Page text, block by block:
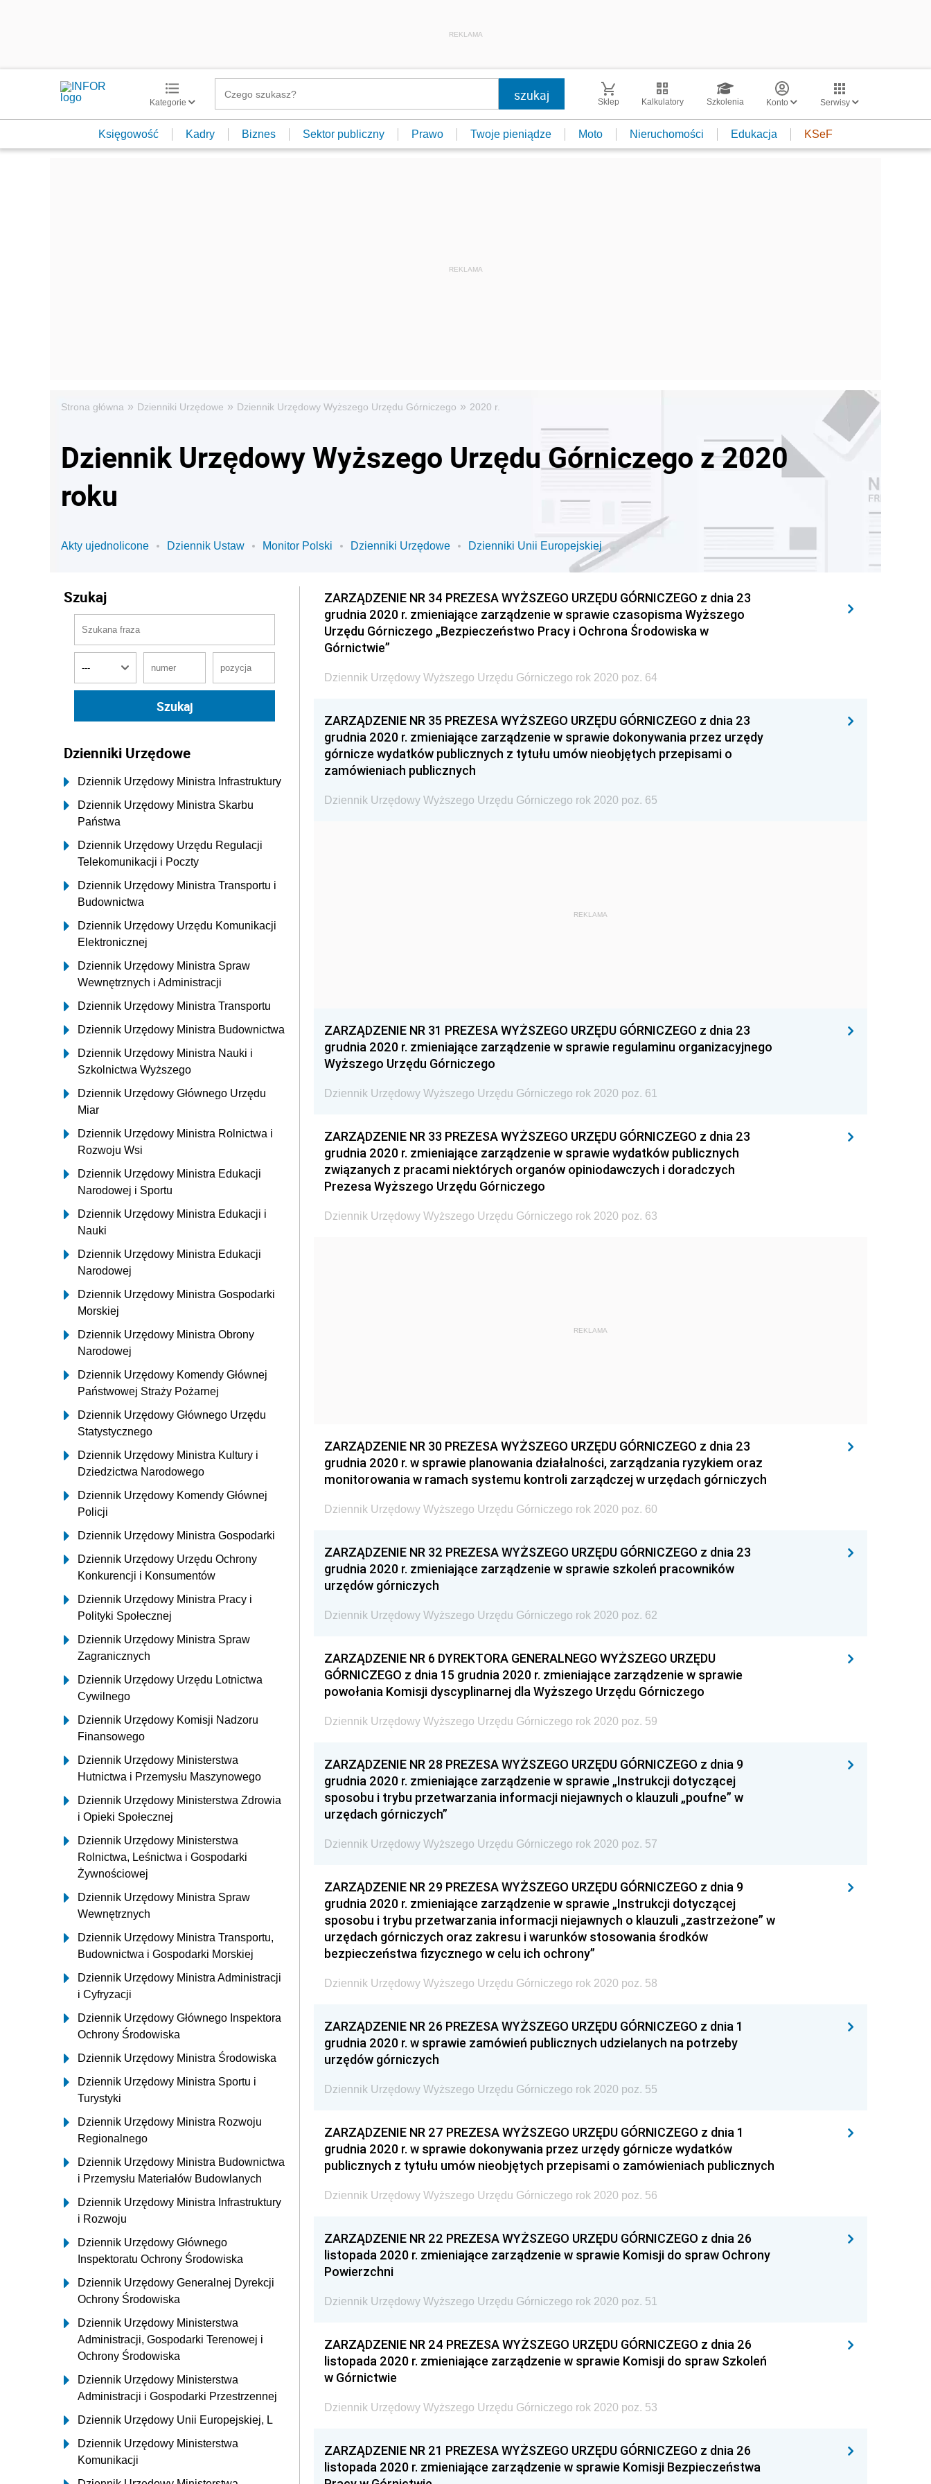
REKLAMA
Kategorie Sklep Kalkulatory Szkolenia Konto Serwisy
Księgowość Kadry Biznes Sektor publiczny Prawo Twoje pieniądze Moto Nieruchomości Edukacja KSeF
Strona główna » Dzienniki Urzędowe » Dziennik Urzędowy Wyższego Urzędu Górniczego » 2020 r.
Dziennik Urzędowy Wyższego Urzędu Górniczego z 2020
roku
Akty ujednolicone Dziennik Ustaw Monitor Polski Dzienniki Urzędowe Dzienniki Unii Europejskiej
Szukaj
Dzienniki Urzędowe
Dziennik Urzędowy Ministra Infrastruktury
Dziennik Urzędowy Ministra Skarbu
Państwa
Dziennik Urzędowy Urzędu Regulacji
Telekomunikacji i Poczty
Dziennik Urzędowy Ministra Transportu i
Budownictwa
Dziennik Urzędowy Urzędu Komunikacji
Elektronicznej
Dziennik Urzędowy Ministra Spraw
Wewnętrznych i Administracji
Dziennik Urzędowy Ministra Transportu
Dziennik Urzędowy Ministra Budownictwa
Dziennik Urzędowy Ministra Nauki i
Szkolnictwa Wyższego
Dziennik Urzędowy Głównego Urzędu
Miar
Dziennik Urzędowy Ministra Rolnictwa i
Rozwoju Wsi
Dziennik Urzędowy Ministra Edukacji
Narodowej i Sportu
Dziennik Urzędowy Ministra Edukacji i
Nauki
Dziennik Urzędowy Ministra Edukacji
Narodowej
Dziennik Urzędowy Ministra Gospodarki
Morskiej
Dziennik Urzędowy Ministra Obrony
Narodowej
Dziennik Urzędowy Komendy Głównej
Państwowej Straży Pożarnej
Dziennik Urzędowy Głównego Urzędu
Statystycznego
Dziennik Urzędowy Ministra Kultury i
Dziedzictwa Narodowego
Dziennik Urzędowy Komendy Głównej
Policji
Dziennik Urzędowy Ministra Gospodarki
Dziennik Urzędowy Urzędu Ochrony
Konkurencji i Konsumentów
Dziennik Urzędowy Ministra Pracy i
Polityki Społecznej
Dziennik Urzędowy Ministra Spraw
Zagranicznych
Dziennik Urzędowy Urzędu Lotnictwa
Cywilnego
Dziennik Urzędowy Komisji Nadzoru
Finansowego
Dziennik Urzędowy Ministerstwa
Hutnictwa i Przemysłu Maszynowego
Dziennik Urzędowy Ministerstwa Zdrowia
i Opieki Społecznej
Dziennik Urzędowy Ministerstwa
Rolnictwa, Leśnictwa i Gospodarki
Żywnościowej
Dziennik Urzędowy Ministra Spraw
Wewnętrznych
Dziennik Urzędowy Ministra Transportu,
Budownictwa i Gospodarki Morskiej
Dziennik Urzędowy Ministra Administracji
i Cyfryzacji
Dziennik Urzędowy Głównego Inspektora
Ochrony Środowiska
Dziennik Urzędowy Ministra Środowiska
Dziennik Urzędowy Ministra Sportu i
Turystyki
Dziennik Urzędowy Ministra Rozwoju
Regionalnego
Dziennik Urzędowy Ministra Budownictwa
i Przemysłu Materiałów Budowlanych
Dziennik Urzędowy Ministra Infrastruktury
i Rozwoju
Dziennik Urzędowy Głównego
Inspektoratu Ochrony Środowiska
Dziennik Urzędowy Generalnej Dyrekcji
Ochrony Środowiska
Dziennik Urzędowy Ministerstwa
Administracji, Gospodarki Terenowej i
Ochrony Środowiska
Dziennik Urzędowy Ministerstwa
Administracji i Gospodarki Przestrzennej
Dziennik Urzędowy Unii Europejskiej, L
Dziennik Urzędowy Ministerstwa
Komunikacji
ZARZĄDZENIE NR 34 PREZESA WYŻSZEGO URZĘDU GÓRNICZEGO z dnia 23
grudnia 2020 r. zmieniające zarządzenie w sprawie czasopisma Wyższego
Urzędu Górniczego „Bezpieczeństwo Pracy i Ochrona Środowiska w
Górnictwie”
Dziennik Urzędowy Wyższego Urzędu Górniczego rok 2020 poz. 64
ZARZĄDZENIE NR 35 PREZESA WYŻSZEGO URZĘDU GÓRNICZEGO z dnia 23
grudnia 2020 r. zmieniające zarządzenie w sprawie dokonywania przez urzędy
górnicze wydatków publicznych z tytułu umów nieobjętych przepisami o
zamówieniach publicznych
Dziennik Urzędowy Wyższego Urzędu Górniczego rok 2020 poz. 65
REKLAMA
ZARZĄDZENIE NR 31 PREZESA WYŻSZEGO URZĘDU GÓRNICZEGO z dnia 23
grudnia 2020 r. zmieniające zarządzenie w sprawie regulaminu organizacyjnego
Wyższego Urzędu Górniczego
Dziennik Urzędowy Wyższego Urzędu Górniczego rok 2020 poz. 61
ZARZĄDZENIE NR 33 PREZESA WYŻSZEGO URZĘDU GÓRNICZEGO z dnia 23
grudnia 2020 r. zmieniające zarządzenie w sprawie wydatków publicznych
związanych z pracami niektórych organów opiniodawczych i doradczych
Prezesa Wyższego Urzędu Górniczego
Dziennik Urzędowy Wyższego Urzędu Górniczego rok 2020 poz. 63
REKLAMA
ZARZĄDZENIE NR 30 PREZESA WYŻSZEGO URZĘDU GÓRNICZEGO z dnia 23
grudnia 2020 r. w sprawie planowania działalności, zarządzania ryzykiem oraz
monitorowania w ramach systemu kontroli zarządczej w urzędach górniczych
Dziennik Urzędowy Wyższego Urzędu Górniczego rok 2020 poz. 60
ZARZĄDZENIE NR 32 PREZESA WYŻSZEGO URZĘDU GÓRNICZEGO z dnia 23
grudnia 2020 r. zmieniające zarządzenie w sprawie szkoleń pracowników
urzędów górniczych
Dziennik Urzędowy Wyższego Urzędu Górniczego rok 2020 poz. 62
ZARZĄDZENIE NR 6 DYREKTORA GENERALNEGO WYŻSZEGO URZĘDU
GÓRNICZEGO z dnia 15 grudnia 2020 r. zmieniające zarządzenie w sprawie
powołania Komisji dyscyplinarnej dla Wyższego Urzędu Górniczego
Dziennik Urzędowy Wyższego Urzędu Górniczego rok 2020 poz. 59
ZARZĄDZENIE NR 28 PREZESA WYŻSZEGO URZĘDU GÓRNICZEGO z dnia 9
grudnia 2020 r. zmieniające zarządzenie w sprawie „Instrukcji dotyczącej
sposobu i trybu przetwarzania informacji niejawnych o klauzuli „poufne” w
urzędach górniczych”
Dziennik Urzędowy Wyższego Urzędu Górniczego rok 2020 poz. 57
ZARZĄDZENIE NR 29 PREZESA WYŻSZEGO URZĘDU GÓRNICZEGO z dnia 9
grudnia 2020 r. zmieniające zarządzenie w sprawie „Instrukcji dotyczącej
sposobu i trybu przetwarzania informacji niejawnych o klauzuli „zastrzeżone” w
urzędach górniczych oraz zakresu i warunków stosowania środków
bezpieczeństwa fizycznego w celu ich ochrony”
Dziennik Urzędowy Wyższego Urzędu Górniczego rok 2020 poz. 58
ZARZĄDZENIE NR 26 PREZESA WYŻSZEGO URZĘDU GÓRNICZEGO z dnia 1
grudnia 2020 r. w sprawie zamówień publicznych udzielanych na potrzeby
urzędów górniczych
Dziennik Urzędowy Wyższego Urzędu Górniczego rok 2020 poz. 55
ZARZĄDZENIE NR 27 PREZESA WYŻSZEGO URZĘDU GÓRNICZEGO z dnia 1
grudnia 2020 r. w sprawie dokonywania przez urzędy górnicze wydatków
publicznych z tytułu umów nieobjętych przepisami o zamówieniach publicznych
Dziennik Urzędowy Wyższego Urzędu Górniczego rok 2020 poz. 56
ZARZĄDZENIE NR 22 PREZESA WYŻSZEGO URZĘDU GÓRNICZEGO z dnia 26
listopada 2020 r. zmieniające zarządzenie w sprawie Komisji do spraw Ochrony
Powierzchni
Dziennik Urzędowy Wyższego Urzędu Górniczego rok 2020 poz. 51
ZARZĄDZENIE NR 24 PREZESA WYŻSZEGO URZĘDU GÓRNICZEGO z dnia 26
listopada 2020 r. zmieniające zarządzenie w sprawie Komisji do spraw Szkoleń
w Górnictwie
Dziennik Urzędowy Wyższego Urzędu Górniczego rok 2020 poz. 53
ZARZĄDZENIE NR 21 PREZESA WYŻSZEGO URZĘDU GÓRNICZEGO z dnia 26
listopada 2020 r. zmieniające zarządzenie w sprawie Komisji Bezpieczeństwa